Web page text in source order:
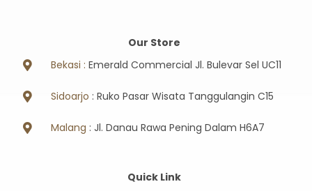
Our Store
Bekasi : Emerald Commercial Jl. Bulevar Sel UC11
Sidoarjo : Ruko Pasar Wisata Tanggulangin C15
Malang : Jl. Danau Rawa Pening Dalam H6A7
Quick Link